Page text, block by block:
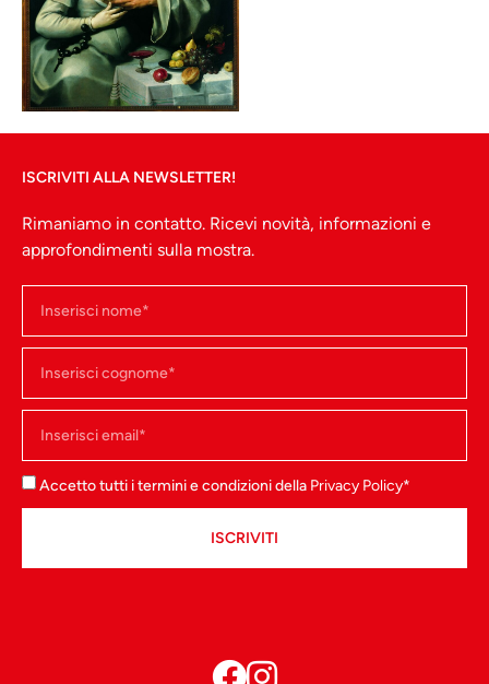
ISCRIVITI ALLA NEWSLETTER!
Rimaniamo in contatto. Ricevi novità, informazioni e
approfondimenti sulla mostra.
Accetto tutti i termini e condizioni della Privacy Policy*
ISCRIVITI